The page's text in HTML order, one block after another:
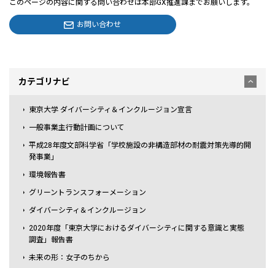
このページの内容に関する問い合わせは本部GX推進課までお願いします。
お問い合わせ
カテゴリナビ
東京大学 ダイバーシティ＆インクルージョン宣言
一般事業主行動計画について
平成28年度文部科学省「学校施設の非構造部材の耐震対策先導的開
発事業」
環境報告書
グリーントランスフォーメーション
ダイバーシティ＆インクルージョン
2020年度「東京大学におけるダイバーシティに関する意識と実態
調査」報告書
未来の形：女子のちから